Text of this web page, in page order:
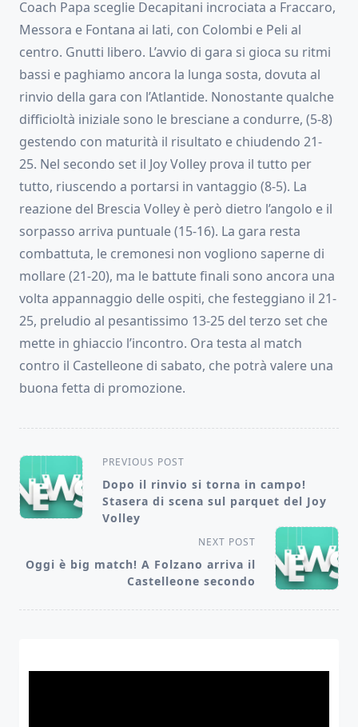
Coach Papa sceglie Decapitani incrociata a Fraccaro,
Messora e Fontana ai lati, con Colombi e Peli al
centro. Gnutti libero. L’avvio di gara si gioca su ritmi
bassi e paghiamo ancora la lunga sosta, dovuta al
rinvio della gara con l’Atlantide. Nonostante qualche
difficioltà iniziale sono le bresciane a condurre, (5-8)
gestendo con maturità il risultato e chiudendo 21-
25. Nel secondo set il Joy Volley prova il tutto per
tutto, riuscendo a portarsi in vantaggio (8-5). La
reazione del Brescia Volley è però dietro l’angolo e il
sorpasso arriva puntuale (15-16). La gara resta
combattuta, le cremonesi non vogliono saperne di
mollare (21-20), ma le battute finali sono ancora una
volta appannaggio delle ospiti, che festeggiano il 21-
25, preludio al pesantissimo 13-25 del terzo set che
mette in ghiaccio l’incontro. Ora testa al match
contro il Castelleone di sabato, che potrà valere una
buona fetta di promozione.
<span
class="nav-
subtitle
reader-
text">Page</span>
PREVIOUS POST
Dopo il rinvio si torna in campo!
Stasera di scena sul parquet del Joy
Volley
NEXT POST
Oggi è big match! A Folzano arriva il
Castelleone secondo